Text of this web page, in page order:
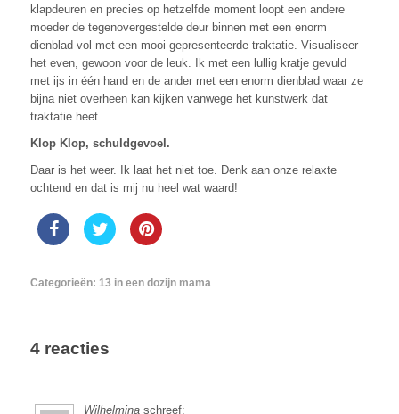
klapdeuren en precies op hetzelfde moment loopt een andere
moeder de tegenovergestelde deur binnen met een enorm
dienblad vol met een mooi gepresenteerde traktatie. Visualiseer
het even, gewoon voor de leuk. Ik met een lullig kratje gevuld
met ijs in één hand en de ander met een enorm dienblad waar ze
bijna niet overheen kan kijken vanwege het kunstwerk dat
traktatie heet.
Klop Klop, schuldgevoel.
Daar is het weer. Ik laat het niet toe. Denk aan onze relaxte
ochtend en dat is mij nu heel wat waard!
Categorieën: 13 in een dozijn mama
4 reacties
Wilhelmina schreef: